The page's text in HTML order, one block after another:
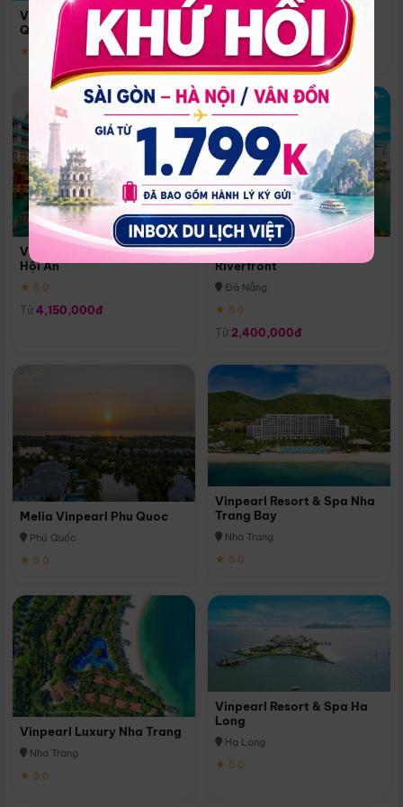
Vinpearl Resort & Spa Phu
Quoc
★ 5.0
Quoc
Phú Quốc
★ 5.0
Vinpearl Resort & Golf Nam
Hội An
★ 5.0
Từ 4,150,000đ
Melia Vinpearl Danang
Riverfront
Đà Nẵng
★ 5.0
Từ 2,400,000đ
Melia Vinpearl Phu Quoc
Phú Quốc
★ 5.0
Vinpearl Resort & Spa Nha
Trang Bay
Nha Trang
★ 5.0
Vinpearl Luxury Nha Trang
Nha Trang
★ 5.0
Vinpearl Resort & Spa Ha
Long
Hạ Long
★ 5.0